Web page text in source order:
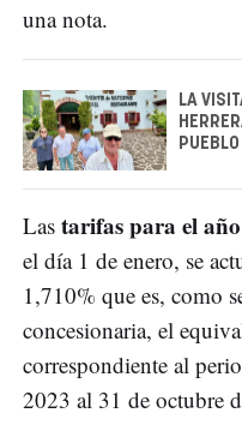
una nota.
LA
Las tarifas para el
el día 1 de enero, se
1,710% que es, como
concesionaria, el
correspondiente al
2023 al 31 de octubre